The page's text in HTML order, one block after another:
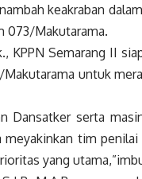
keakraban
073/Makutarama.
KPPN Semarang II
untuk
Dansatker serta
meyakinkan tim
yang